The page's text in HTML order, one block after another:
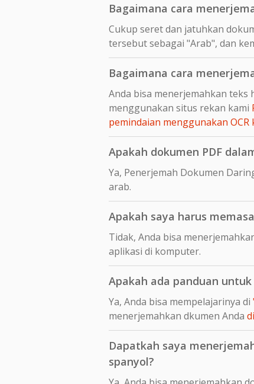
Bagaimana cara
Cukup seret dan jatuhkan
tersebut sebagai "Arab", dan
Bagaimana cara
Anda bisa menerjemahkan teks
menggunakan situs rekan kami
pemindaian menggunakan OCR
Apakah dokumen PDF
Ya, Penerjemah Dokumen
arab.
Apakah saya harus
Tidak, Anda bisa
aplikasi di komputer.
Apakah ada panduan
Ya, Anda bisa mempelajarinya di
menerjemahkan dkumen Anda
Dapatkah saya
spanyol?